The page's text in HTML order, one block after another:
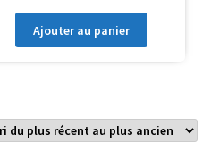
Ajouter au panier